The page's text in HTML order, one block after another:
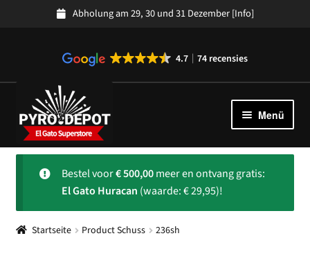
Abholung am 29, 30 und 31 Dezember[Info]
4.7 74 recensies
Navigation
springen
Inhalt
springen
Menü
Kollektion
Spanisches Feuerwerk
Uber ons
Bestel voor€500,00meer en ontvang gratis:
El Gato Huracan (waarde: € 29,95)!
Startseite Product Schuss 236sh